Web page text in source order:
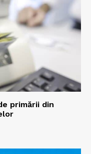
primării din